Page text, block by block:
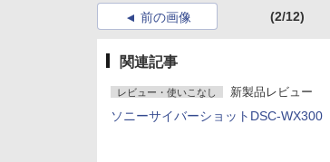
前の画像 (2/12)
関連記事
レビュー・使いこなし 新製品レビュー
ソニーサイバーショットDSC-WX300